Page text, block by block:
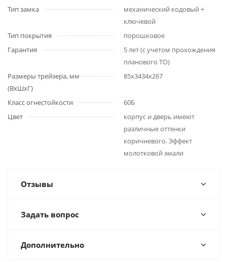
Тип замка
механический кодовый +
ключевой
Тип покрытия
порошковое
Гарантия
5 лет (с учетом прохождения
планового ТО)
Размеры трейзера, мм
(ВхШхГ)
85x3434x267
Класс огнестойкости
60Б
Цвет
корпус и дверь имеют
различные оттенки
коричневого. Эффект
молотковой эмали
Отзывы
Задать вопрос
Дополнительно